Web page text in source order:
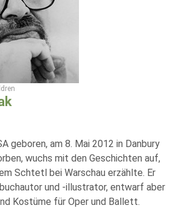
geboren, am 8. Mai 2012 in Danbury
wuchs mit den Geschichten auf,
Schtetl bei Warschau erzählte. Er
und -illustrator, entwarf aber
Kostüme für Oper und Ballett.